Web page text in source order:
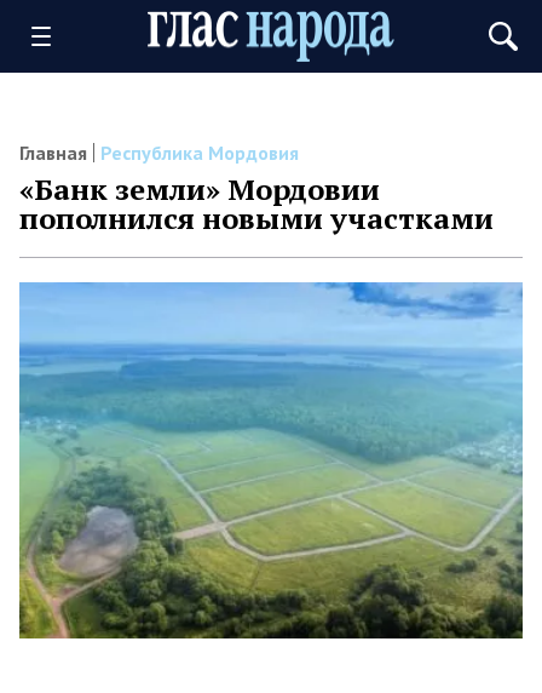
Главная Республика Мордовия
«Банк земли» Мордовии
пополнился новыми участками